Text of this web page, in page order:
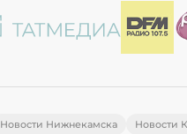
Новости Нижнекамска
Новости